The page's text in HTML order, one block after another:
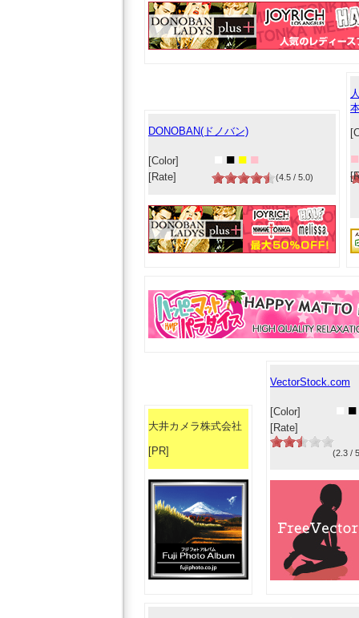
DONOBAN(ドノバン)
[Color] ■ ■ ■
[Rate] (4.5 / 5.0)
■
大井カメラ株式会社
[PR]
VectorStock.com
[Color] ■
[Rate]
(2.3 /